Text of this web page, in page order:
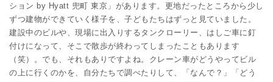
ション by Hyatt 兜町 東京」があります。更地だったところから少し
ずつ建物ができていく様子を、子どもたちはずっと見ていました。
建設中のビルや、現場に出入りするタンクローリー、はしご車に釘
付けになって、そこで散歩が終わってしまったこともあります
（笑）。でも、それもありですよね。クレーン車がどうやってビル
の上に行くのかを、自分たちで調べたりして、「なんで？」「どう